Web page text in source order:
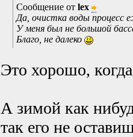
Сообщение от lex
Да, очистка воды процесс
У меня был не большой
Благо, не далеко
Это хорошо,
А зимой как
так его не